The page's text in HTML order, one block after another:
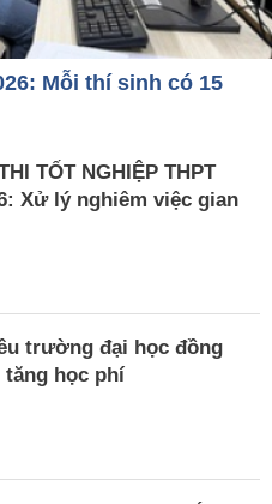
Mỗi thí sinh có 15
TỐT NGHIỆP THPT
Xử lý nghiêm việc gian
trường đại học đồng
tăng học phí